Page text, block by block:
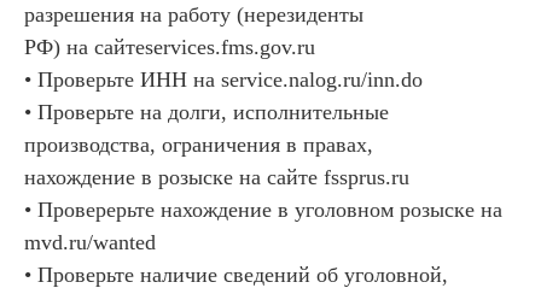
разрешения на работу (нерезиденты
РФ) на сайтеservices.fms.gov.ru
• Проверьте ИНН на service.nalog.ru/inn.do
• Проверьте на долги, исполнительные
производства, ограничения в правах,
нахождение в розыске на сайте fssprus.ru
• Проверерьте нахождение в уголовном розыске на
mvd.ru/wanted
• Проверьте наличие сведений об уголовной,